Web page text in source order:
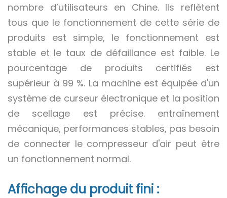
nombre d’utilisateurs en Chine. Ils reflètent
tous que le fonctionnement de cette série de
produits est simple, le fonctionnement est
stable et le taux de défaillance est faible. Le
pourcentage de produits certifiés est
supérieur à 99 %. La machine est équipée d'un
système de curseur électronique et la position
de scellage est précise. entraînement
mécanique, performances stables, pas besoin
de connecter le compresseur d'air peut être
un fonctionnement normal.
Affichage du produit fini :